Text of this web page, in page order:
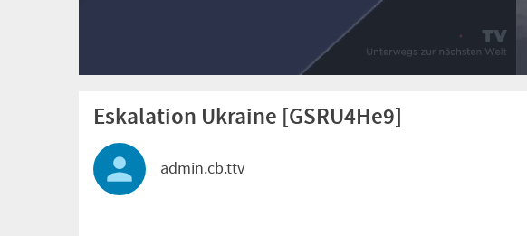
Eskalation Ukraine [GSRU4He9]
admin.cb.ttv